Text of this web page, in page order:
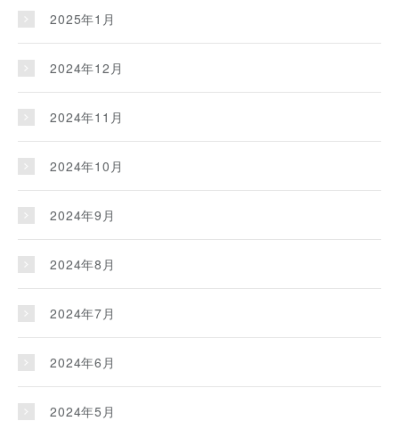
2025年1月
2024年12月
2024年11月
2024年10月
2024年9月
2024年8月
2024年7月
2024年6月
2024年5月